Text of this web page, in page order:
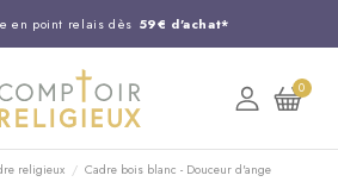
en point relais dès 59€ d'achat*
familiale
disponible au 03 20 24 74 15
14H, expédition le jour même !
0
religieux Cadre bois blanc - Douceur d'ange